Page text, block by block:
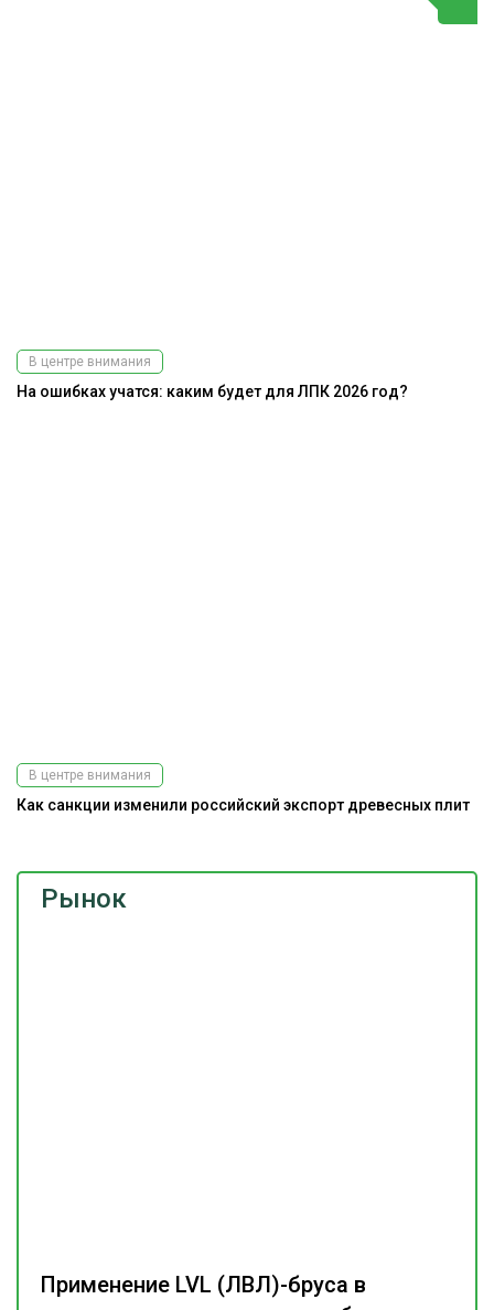
Рынок
Применение LVL (ЛВЛ)-бруса в
В центре внимания
На ошибках учатся: каким будет для ЛПК 2026 год?
В центре внимания
Как санкции изменили российский экспорт древесных плит